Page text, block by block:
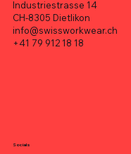
Industriestrasse 14
CH-8305 Dietlikon
info@swissworkwear.ch
+41 79 912 18 18
Socials